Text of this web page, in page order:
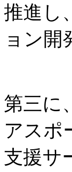
推進し
ョン開
第三に
アスポ
支援サ